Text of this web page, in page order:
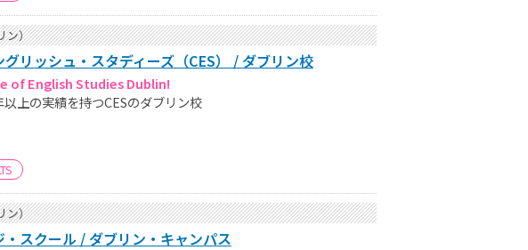
ン）
リッシュ・スタディーズ（CES） / ダブリン校
of English Studies Dublin!
上の実績を持つCESのダブリン校
ン）
スクール / ダブリン・キャンパス